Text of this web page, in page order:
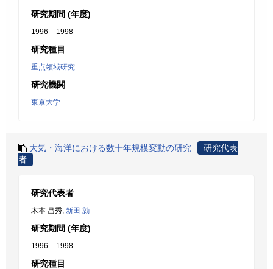
研究期間 (年度)
1996 – 1998
研究種目
重点領域研究
研究機関
東京大学
大気・海洋における数十年規模変動の研究
研究代表
者
研究代表者
木本 昌秀, 新田 勍
研究期間 (年度)
1996 – 1998
研究種目